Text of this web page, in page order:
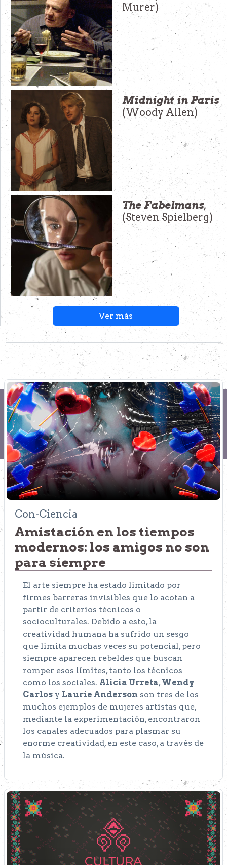
Murer)
Midnight in Paris
(Woody Allen)
The Fabelmans,
(Steven Spielberg)
Ver más
Con-Ciencia
Amistación en los tiempos
modernos: los amigos no son
para siempre
El arte siempre ha estado limitado por
firmes barreras invisibles que lo acotan a
partir de criterios técnicos o
socioculturales. Debido a esto, la
creatividad humana ha sufrido un sesgo
que limita muchas veces su potencial, pero
siempre aparecen rebeldes que buscan
romper esos límites, tanto los técnicos
como los sociales. Alicia Urreta, Wendy
Carlos y Laurie Anderson son tres de los
muchos ejemplos de mujeres artistas que,
mediante la experimentación, encontraron
los canales adecuados para plasmar su
enorme creatividad, en este caso, a través de
la música.